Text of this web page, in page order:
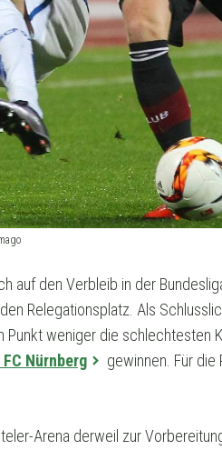
auf den Verbleib in der
Relegationsplatz. Als
Punkt weniger die schlechtesten
FC Nürnberg
gewinnen. Für
Arena derweil zur